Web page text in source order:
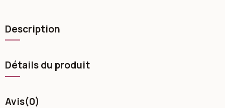
Description
Détails du produit
Avis(0)